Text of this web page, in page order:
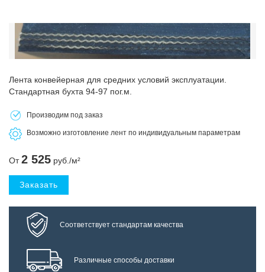
Лента конвейерная для средних условий эксплуатации.
Стандартная бухта 94-97 пог.м.
Производим под заказ
Возможно изготовление лент по индивидуальным параметрам
От2 525 руб./м²
Заказать
Соответствует стандартам качества
Различные способы доставки